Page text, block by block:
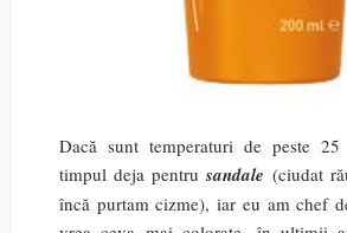
Dacă sunt temperaturi de peste
timpul deja pentrusandale (ciudat
încă purtam cizme), iar eu am chef